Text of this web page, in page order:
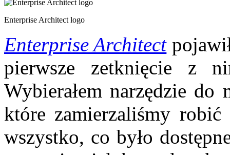
Enterprise Architect logo
Enterprise Architect
pierwsze zetknięcie z
Wybierałem narzędzie
które zamierzaliśmy
wszystko, co było